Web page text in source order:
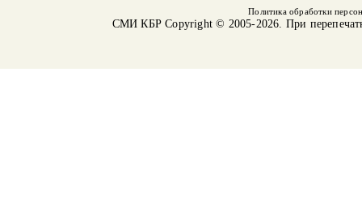
Политика обработки
СМИ КБРCopyright © 2005-2026. При